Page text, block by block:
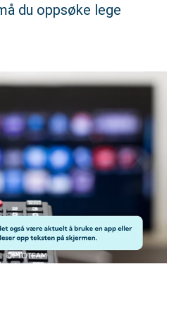
du oppsøke lege